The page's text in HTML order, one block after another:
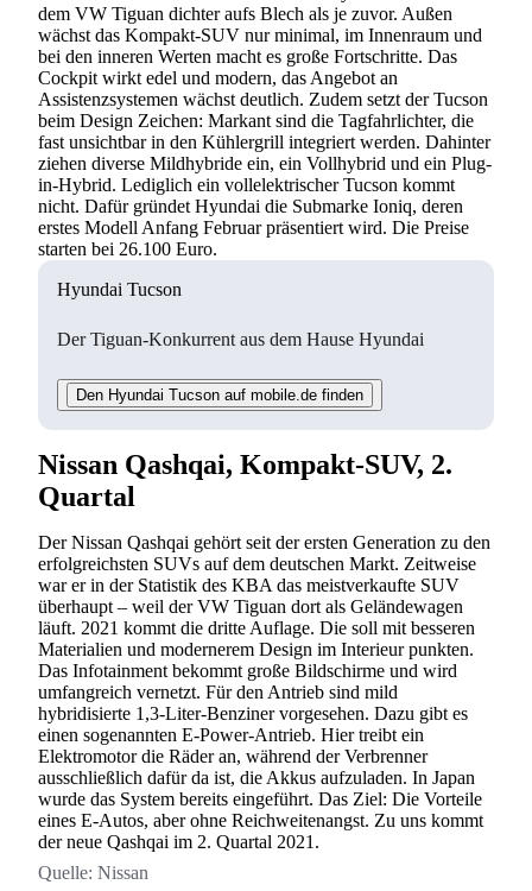
dem VW Tiguan dichter aufs Blech als je zuvor. Außen
wächst das Kompakt-SUV nur minimal, im Innenraum und
bei den inneren Werten macht es große Fortschritte. Das
Cockpit wirkt edel und modern, das Angebot an
Assistenzsystemen wächst deutlich. Zudem setzt der Tucson
beim Design Zeichen: Markant sind die Tagfahrlichter, die
fast unsichtbar in den Kühlergrill integriert werden. Dahinter
ziehen diverse Mildhybride ein, ein Vollhybrid und ein Plug-
in-Hybrid. Lediglich ein vollelektrischer Tucson kommt
nicht. Dafür gründet Hyundai die Submarke Ioniq, deren
erstes Modell Anfang Februar präsentiert wird. Die Preise
starten bei 26.100 Euro.
Hyundai Tucson
Der Tiguan-Konkurrent aus dem Hause Hyundai
Den Hyundai Tucson auf mobile.de finden
Nissan Qashqai, Kompakt-SUV, 2.
Quartal
Der Nissan Qashqai gehört seit der ersten Generation zu den
erfolgreichsten SUVs auf dem deutschen Markt. Zeitweise
war er in der Statistik des KBA das meistverkaufte SUV
überhaupt – weil der VW Tiguan dort als Geländewagen
läuft. 2021 kommt die dritte Auflage. Die soll mit besseren
Materialien und modernerem Design im Interieur punkten.
Das Infotainment bekommt große Bildschirme und wird
umfangreich vernetzt. Für den Antrieb sind mild
hybridisierte 1,3-Liter-Benziner vorgesehen. Dazu gibt es
einen sogenannten E-Power-Antrieb. Hier treibt ein
Elektromotor die Räder an, während der Verbrenner
ausschließlich dafür da ist, die Akkus aufzuladen. In Japan
wurde das System bereits eingeführt. Das Ziel: Die Vorteile
eines E-Autos, aber ohne Reichweitenangst. Zu uns kommt
der neue Qashqai im 2. Quartal 2021.
Quelle: Nissan